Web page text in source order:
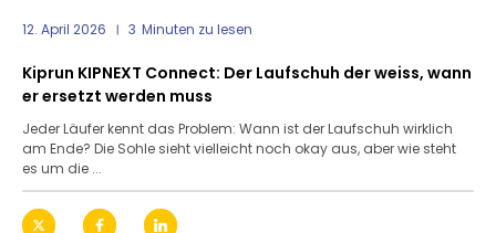
12. April 2026 3 Minuten zu lesen
Kiprun KIPNEXT Connect: Der Laufschuh der weiss, wann
er ersetzt werden muss
Jeder Läufer kennt das Problem: Wann ist der Laufschuh wirklich
am Ende? Die Sohle sieht vielleicht noch okay aus, aber wie steht
es um die ...